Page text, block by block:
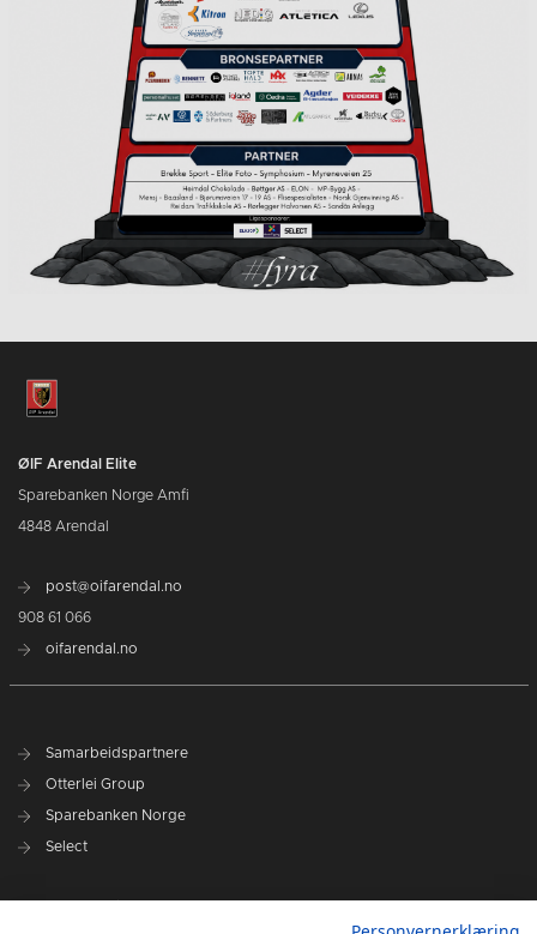
ØIF Arendal Elite
Sparebanken Norge Amfi
4848 Arendal
post@oifarendal.no
908 61 066
oifarendal.no
Samarbeidspartnere
Otterlei Group
Sparebanken Norge
Select